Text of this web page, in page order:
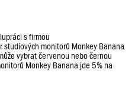
s firmou
studiových monitorů Monkey Banana
vybrat červenou nebo černou
Monkey Banana jde 5% na